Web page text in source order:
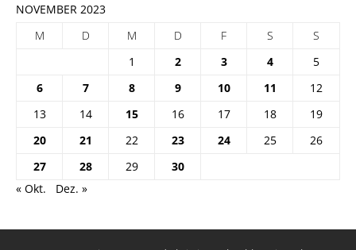
NOVEMBER 2023
M
D M D F S
S
1
2 3 4
5
6
7 8 9 10 11
12
13
14 15 16 17 18
19
20
21 22 23 24 25
26
27
28 29
30
« Okt.
Dez. »